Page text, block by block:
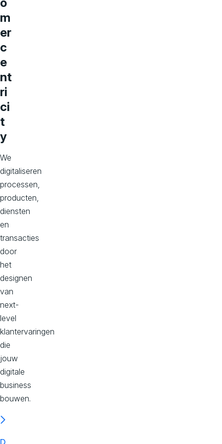
m
er
c
e
nt
ri
ci
t
y
We
digitaliseren
processen,
producten,
diensten
en
transacties
door
het
designen
van
next-
level
klantervaringen
die
jouw
digitale
business
bouwen.